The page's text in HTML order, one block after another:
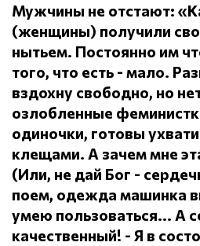
Мужчины не отстают:
(женщины) получили
нытьем. Постоянно им
того, что есть - мало.
вздохну свободно, но
озлобленные
одиночки, готовы
клещами. А зачем мне
(Или, не дай Бог -
поем, одежда машинка
умею пользоваться... А
качественный! - Я в